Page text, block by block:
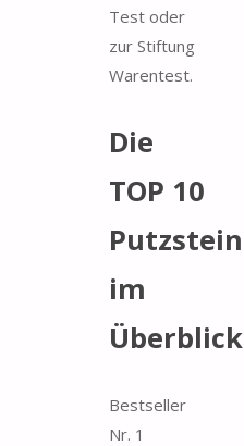
Test oder
zur Stiftung
Warentest.
Die
TOP 10
Putzstein
im
Überblick
Bestseller
Nr. 1